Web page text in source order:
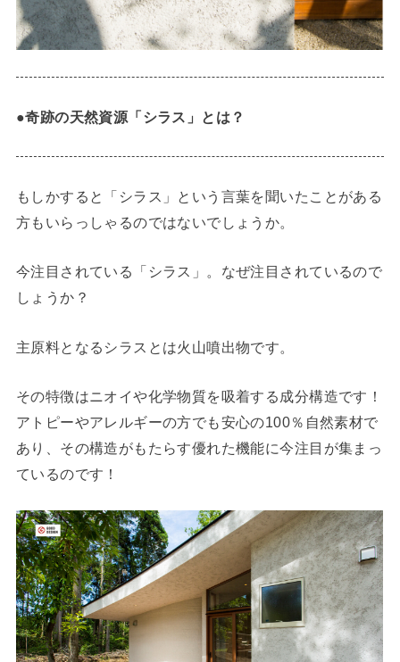
●奇跡の天然資源「シラス」とは？
もしかすると「シラス」という言葉を聞いたことがある
方もいらっしゃるのではないでしょうか。
今注目されている「シラス」。なぜ注目されているので
しょうか？
主原料となるシラスとは火山噴出物です。
その特徴はニオイや化学物質を吸着する成分構造です！
アトピーやアレルギーの方でも安心の100％自然素材で
あり、その構造がもたらす優れた機能に今注目が集まっ
ているのです！